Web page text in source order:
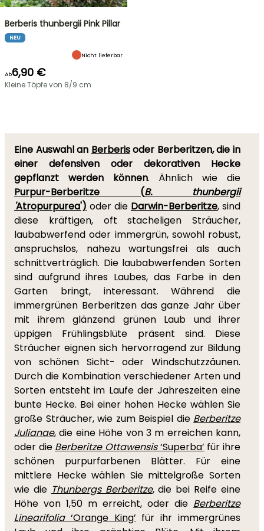
Berberis thunbergii Pink Pillar
NEU
Nicht lieferbar
Ab6,90 €
Kleine Töpfe von 8/9 cm
Eine Auswahl an Berberisoder Berberitzen, die in
einer defensiven oder dekorativen Hecke
gepflanzt werden können. Ähnlich wie die
Purpur-Berberitze (B. thunbergii
Atropurpurea') oder die Darwin-Berberitze, sind
diese kräftigen, oft stacheligen Sträucher,
laubabwerfend oder immergrün, sowohl robust,
anspruchslos, nahezu wartungsfrei als auch
schnittverträglich. Die laubabwerfenden Sorten
sind aufgrund ihres Laubes, das Farbe in den
Garten bringt, interessant. Während die
immergrünen Berberitzen das ganze Jahr über
mit ihrem glänzend grünen Laub und ihrer
üppigen Frühlingsblüte präsent sind. Diese
Sträucher eignen sich hervorragend zur Bildung
von schönen Sicht- oder Windschutzzäunen.
Durch die Kombination verschiedener Arten und
Sorten entsteht im Laufe der Jahreszeiten eine
bunte Hecke. Bei einer hohen Hecke wählen Sie
große Sträucher, wie zum Beispiel die Berberitze
Julianae, die eine Höhe von 3 m erreichen kann,
oder die Berberitze Ottawensis‘Superba’ für ihre
schönen purpurfarbenen Blätter. Für eine
mittlere Hecke wählen Sie mittelgroße Sorten
wie die Thunbergs Berberitze, die bei Reife eine
Höhe von 1,50 m erreicht, oder die Berberitze
Linearifolia‘Orange King’ für ihr immergrünes